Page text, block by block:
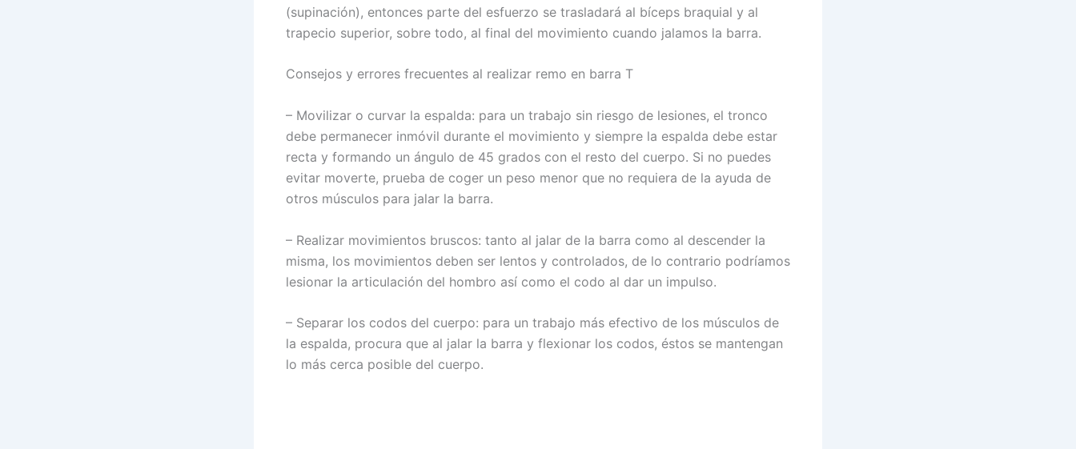
(supinación), entonces parte del esfuerzo se trasladará al bíceps braquial y al
trapecio superior, sobre todo, al final del movimiento cuando jalamos la barra.
Consejos y errores frecuentes al realizar remo en barra T
– Movilizar o curvar la espalda: para un trabajo sin riesgo de lesiones, el tronco
debe permanecer inmóvil durante el movimiento y siempre la espalda debe estar
recta y formando un ángulo de 45 grados con el resto del cuerpo. Si no puedes
evitar moverte, prueba de coger un peso menor que no requiera de la ayuda de
otros músculos para jalar la barra.
– Realizar movimientos bruscos: tanto al jalar de la barra como al descender la
misma, los movimientos deben ser lentos y controlados, de lo contrario podríamos
lesionar la articulación del hombro así como el codo al dar un impulso.
– Separar los codos del cuerpo: para un trabajo más efectivo de los músculos de
la espalda, procura que al jalar la barra y flexionar los codos, éstos se mantengan
lo más cerca posible del cuerpo.